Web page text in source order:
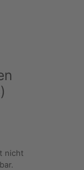
nicht